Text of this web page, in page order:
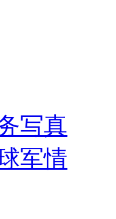
写真
军情